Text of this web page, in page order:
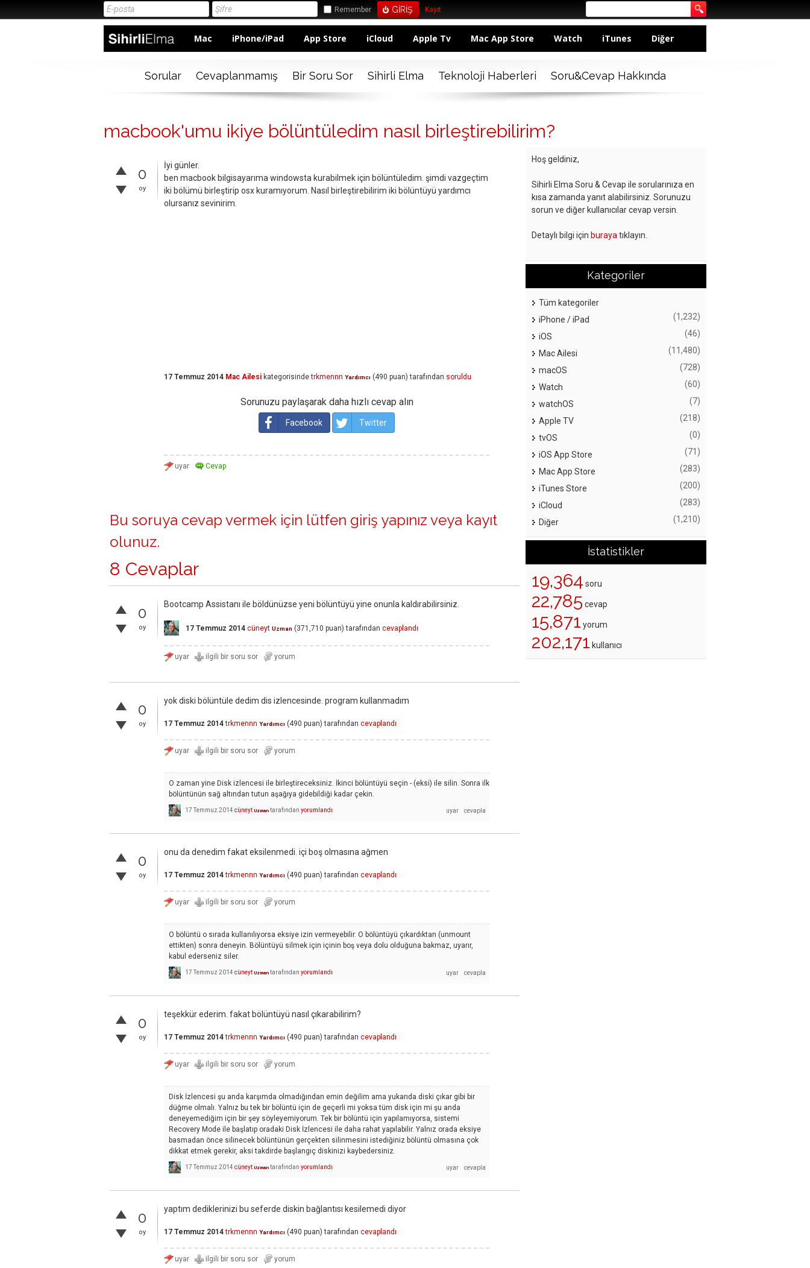
Remember Kayıt
Mac iPhone/iPad App Store iCloud Apple Tv Mac App Store Watch iTunes Diğer
Sorular Cevaplanmamış Bir Soru Sor Sihirli Elma Teknoloji Haberleri Soru&Cevap Hakkında
macbook'umu ikiye bölüntüledim nasıl birleştirebilirim?
0
oy
İyi günler.
ben macbook bilgisayarıma windowsta kurabilmek için bölüntüledim. şimdi vazgeçtim
iki bölümü birleştirip osx kuramıyorum. Nasıl birleştirebilirim iki bölüntüyü yardımcı
olursanız sevinirim.
17 Temmuz 2014 Mac Ailesi kategorisinde trkmennn Yardımcı (490 puan) tarafından soruldu
Sorunuzu paylaşarak daha hızlı cevap alın
Facebook Twitter
Bu soruya cevap vermek için lütfen giriş yapınız veya kayıt
olunuz.
8 Cevaplar
0
oy
Bootcamp Assistanı ile böldünüzse yeni bölüntüyü yine onunla kaldırabilirsiniz.
17 Temmuz 2014 cüneyt Uzman (371,710 puan) tarafından cevaplandı
0
oy
yok diski bölüntüle dedim dis izlencesinde. program kullanmadım
17 Temmuz 2014 trkmennn Yardımcı (490 puan) tarafından cevaplandı
O zaman yine Disk izlencesi ile birleştireceksiniz. İkinci bölüntüyü seçin - (eksi) ile silin. Sonra ilk
bölüntünün sağ altından tutun aşağıya gidebildiği kadar çekin.
17 Temmuz 2014 cüneyt Uzman tarafından yorumlandı
0
oy
onu da denedim fakat eksilenmedi. içi boş olmasına ağmen
17 Temmuz 2014 trkmennn Yardımcı (490 puan) tarafından cevaplandı
O bölüntü o sırada kullanılıyorsa eksiye izin vermeyebilir. O bölüntüyü çıkardıktan (unmount
ettikten) sonra deneyin. Bölüntüyü silmek için içinin boş veya dolu olduğuna bakmaz, uyarır,
kabul ederseniz siler.
17 Temmuz 2014 cüneyt Uzman tarafından yorumlandı
0
oy
teşekkür ederim. fakat bölüntüyü nasıl çıkarabilirim?
17 Temmuz 2014 trkmennn Yardımcı (490 puan) tarafından cevaplandı
Disk İzlencesi şu anda karşımda olmadığından emin değilim ama yukarıda diski çıkar gibi bir
düğme olmalı. Yalnız bu tek bir bölüntü için de geçerli mi yoksa tüm disk için mi şu anda
deneyemediğim için bir şey söyleyemiyorum. Tek bir bölüntü için yapılamıyorsa, sistemi
Recovery Mode ile başlatıp oradaki Disk İzlencesi ile daha rahat yapılabilir. Yalnız orada eksiye
basmadan önce silinecek bölüntünün gerçekten silinmesini istediğiniz bölüntü olmasına çok
dikkat etmek gerekir, aksi takdirde başlangıç diskinizi kaybedersiniz.
17 Temmuz 2014 cüneyt Uzman tarafından yorumlandı
0
oy
yaptım dediklerinizi bu seferde diskin bağlantısı kesilemedi diyor
17 Temmuz 2014 trkmennn Yardımcı (490 puan) tarafından cevaplandı
Hoş geldiniz,
Sihirli Elma Soru & Cevap ile sorularınıza en
kısa zamanda yanıt alabilirsiniz. Sorunuzu
sorun ve diğer kullanıcılar cevap versin.
Detaylı bilgi için buraya tıklayın.
Kategoriler
Tüm kategoriler
iPhone / iPad
(1,232)
iOS (46)
Mac Ailesi (11,480)
macOS (728)
Watch (60)
watchOS (7)
Apple TV (218)
tvOS (0)
iOS App Store (71)
Mac App Store (283)
iTunes Store (200)
iCloud (283)
Diğer (1,210)
İstatistikler
19,364 soru
22,785 cevap
15,871 yorum
202,171 kullanıcı